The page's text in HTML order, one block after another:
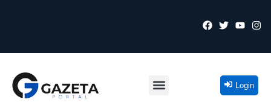
Login